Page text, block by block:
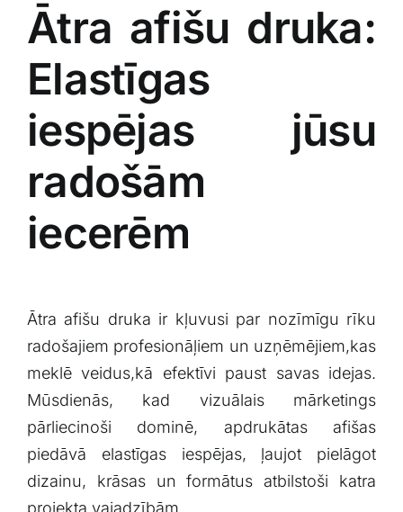
Ātra afišu druka:
Elastīgas
iespējas jūsu
radošām
iecerēm
Ātra ​afišu druka⁤ ir kļuvusi par nozīmīgu​ rīku
radošajiem profesionāļiem un uzņēmējiem,kas
meklē veidus,kā efektīvi paust savas idejas.
Mūsdienās, ‌kad vizuālais ⁣mārketings
pārliecinoši dominē, apdrukātas afišas
piedāvā elastīgas iespējas, ļaujot pielāgot
dizainu, krāsas un formātus atbilstoši katra
projekta vajadzībām.